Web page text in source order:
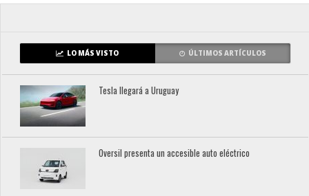
LO MÁS VISTO ÚLTIMOS ARTÍCULOS
Tesla llegará a Uruguay
Oversil presenta un accesible auto eléctrico